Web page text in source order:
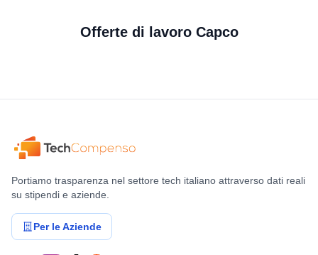
Offerte di lavoro Capco
Portiamo trasparenza nel settore tech italiano attraverso dati reali
su stipendi e aziende.
Per le Aziende